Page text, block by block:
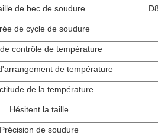
de bec de soudure
de cycle de soudure
contrôle de température
de température
de la température
Hésitent la taille
Précision de soudure